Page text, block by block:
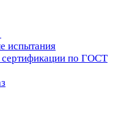
испытания
сертификации по ГОСТ